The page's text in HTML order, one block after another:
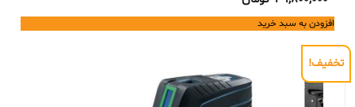
افزودن به سبد خرید
تخفیف!